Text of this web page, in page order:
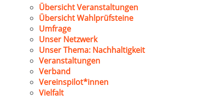
Übersicht Veranstaltungen
Übersicht Wahlprüfsteine
Umfrage
Unser Netzwerk
Unser Thema: Nachhaltigkeit
Veranstaltungen
Verband
Vereinspilot*innen
Vielfalt